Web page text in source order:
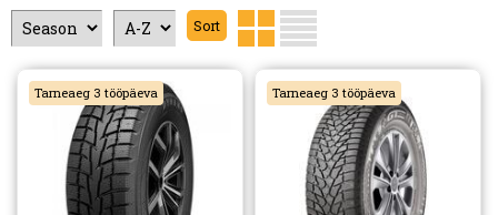
Tarneaeg 3 tööpäeva Tarneaeg 3 tööpäeva